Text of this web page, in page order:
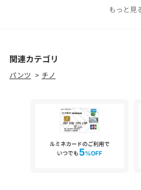
す。
・シルエット：ワイド/ルーズ【
※【NO.1】ー【NO.12】の数字が
増す構成になっています。
もっと見
関連カテゴリ
パンツ チノ